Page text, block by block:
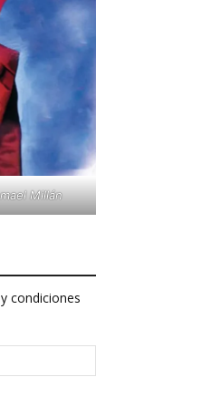
Millán
condiciones